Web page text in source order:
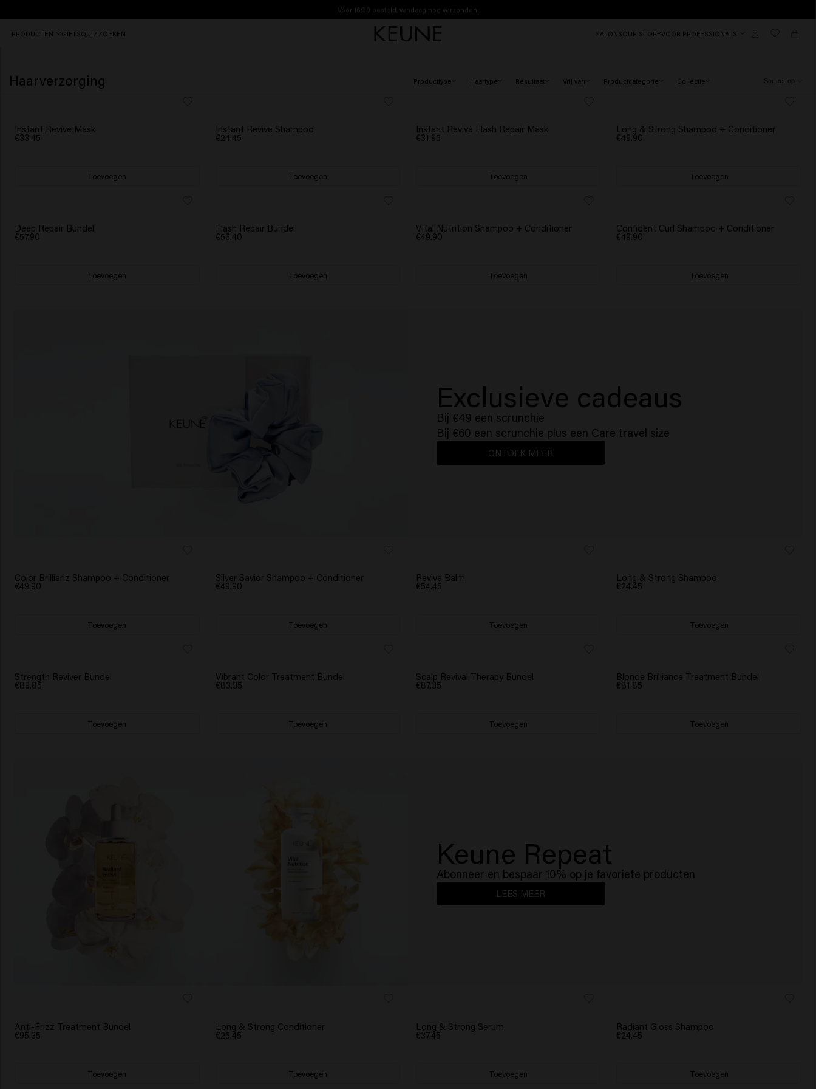
Vóór 16:30 besteld, vandaag nog verzonden.
Gratis verzending vanaf €40
16:30
nog
verzonden.
PRODUCTEN GIFTSQUIZ ZOEKEN SALONSOUR STORYVOOR PROFESSIONALS
Haarverzorging Producttype Haartype Resultaat Vrij van Productcategorie Collectie
Exclusieve cadeaus
Bij €49 een scrunchie
Bij €60 een scrunchie plus een Care travel size
ONTDEK MEER
Keune Repeat
Abonneer en bespaar 10% op je favoriete producten
LEES MEER
NIEUW
Instant Revive Mask
€33.45
Toevoegen
NIEUW
Instant Revive Shampoo
€24.45
Toevoegen
BESTSELLER
Instant Revive Flash Repair Mask
€31.95
Toevoegen
SCRUNCHIE CADEAU
Long & Strong Shampoo + Conditioner
€49.90
Toevoegen
SCRUNCHIE CADEAU
Deep Repair Bundel
€57.90
Toevoegen
SCRUNCHIE CADEAU
Flash Repair Bundel
€56.40
Toevoegen
SCRUNCHIE CADEAU
Vital Nutrition Shampoo + Conditioner
€49.90
Toevoegen
SCRUNCHIE CADEAU
Confident Curl Shampoo + Conditioner
€49.90
Toevoegen
SCRUNCHIE CADEAU
Color Brillianz Shampoo + Conditioner
€49.90
Toevoegen
SCRUNCHIE CADEAU
Silver Savior Shampoo + Conditioner
€49.90
Toevoegen
Revive Balm
€54.45
Toevoegen
BESTSELLER
Long & Strong Shampoo
€24.45
Toevoegen
SCRUNCHIE CADEAU
Strength Reviver Bundel
€89.85
Toevoegen
SCRUNCHIE CADEAU
Vibrant Color Treatment Bundel
€83.35
Toevoegen
SCRUNCHIE CADEAU
Scalp Revival Therapy Bundel
€87.35
Toevoegen
SCRUNCHIE CADEAU
Blonde Brilliance Treatment Bundel
€81.85
Toevoegen
Anti-Frizz Treatment Bundel
€95.35
Toevoegen
Long & Strong Conditioner
€25.45
Toevoegen
Long & Strong Serum
€37.45
Toevoegen
Radiant Gloss Shampoo
€24.45
Toevoegen